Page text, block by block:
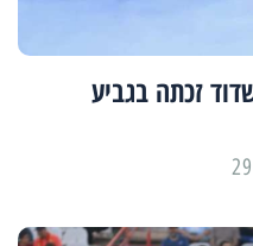
זכתה בגביע